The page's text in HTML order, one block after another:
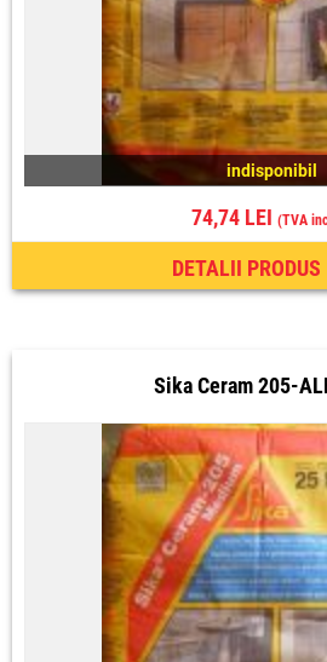
indisponibil
74,74 LEI (TVA
DETALII PRODUS
Sika Ceram 205-